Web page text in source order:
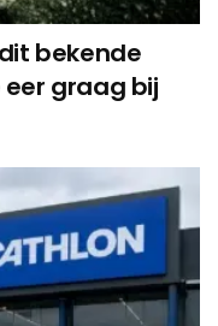
bekende
eer graag bij